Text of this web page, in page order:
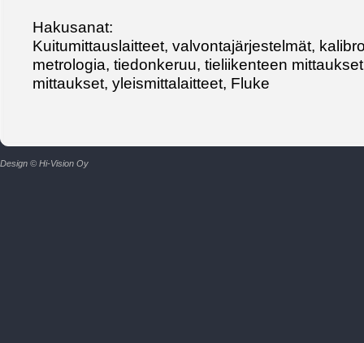
Hakusanat:
Kuitumittauslaitteet, valvontajärjestelmät,
metrologia, tiedonkeruu, tieliikenteen
mittaukset, yleismittalaitteet, Fluke
Design © Hi-Vision Oy